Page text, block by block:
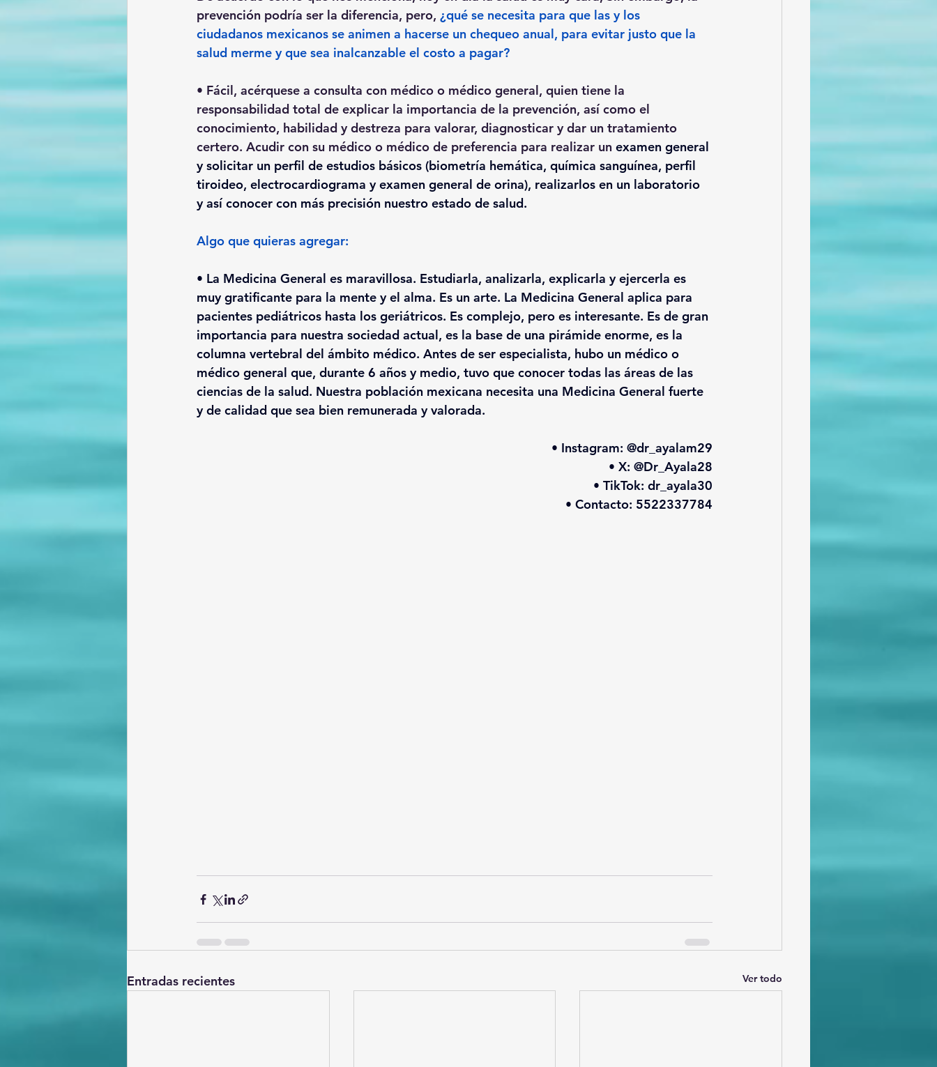
prevención podría ser la diferencia, pero, ¿qué se necesita para que las y los
ciudadanos mexicanos se animen a hacerse un chequeo anual, para evitar justo que la
salud merme y que sea inalcanzable el costo a pagar?
• Fácil, acérquese a consulta con médico o médico general, quien tiene la
responsabilidad total de explicar la importancia de la prevención, así como el
conocimiento, habilidad y destreza para valorar, diagnosticar y dar un tratamiento
certero. Acudir con su médico o médico de preferencia para realizar un examen general
y solicitar un perfil de estudios básicos (biometría hemática, química sanguínea, perfil
tiroideo, electrocardiograma y examen general de orina), realizarlos en un laboratorio
y así conocer con más precisión nuestro estado de salud.
Algo que quieras agregar:
• La Medicina General es maravillosa. Estudiarla, analizarla, explicarla y ejercerla es
muy gratificante para la mente y el alma. Es un arte. La Medicina General aplica para
pacientes pediátricos hasta los geriátricos. Es complejo, pero es interesante. Es de gran
importancia para nuestra sociedad actual, es la base de una pirámide enorme, es la
columna vertebral del ámbito médico. Antes de ser especialista, hubo un médico o
médico general que, durante 6 años y medio, tuvo que conocer todas las áreas de las
ciencias de la salud. Nuestra población mexicana necesita una Medicina General fuerte
y de calidad que sea bien remunerada y valorada.
• Instagram: @dr_ayalam29
• X: @Dr_Ayala28
• TikTok: dr_ayala30
• Contacto: 5522337784
Entradas recientes Ver todo